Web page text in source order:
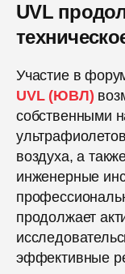
UVL
Участие в
UVL (ЮВЛ)
собственными
воздуха, а
инженерные
продолжает
эффективные